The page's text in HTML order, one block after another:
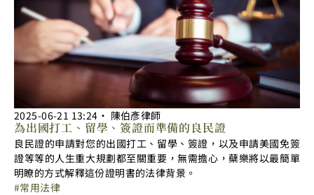
2025-06-21 13:24 ‧ 陳伯彥律師
為出國打工、留學、簽證而準備的良民證
良民證的申請對您的出國打工、留學、簽證，以及申請美國免簽
證等等的人生重大規劃都至關重要，無需擔心，蘗樂將以最簡單
明瞭的方式解釋這份證明書的法律背景。
常用法律